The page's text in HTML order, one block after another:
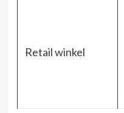
Retail winkel